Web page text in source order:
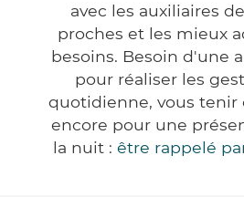
avec les auxiliaires
proches et les mieux
besoins. Besoin d'une
pour réaliser les
quotidienne, vous tenir
encore pour une
la nuit : être rappelé